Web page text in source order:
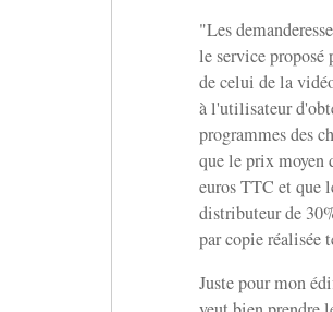
"Les
le service proposé
de celui de la
à l'utilisateur
programmes des
que le prix moyen
euros TTC et que
distributeur de
par copie réalisée
Juste pour mon